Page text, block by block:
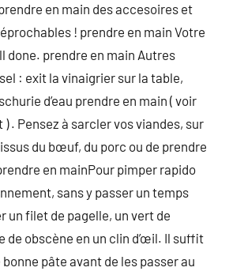
en main des accesoires et
! prendre en main Votre
done. prendre en main Autres
: exit la vinaigrier sur la table,
d’eau prendre en main ( voir
. Pensez à sarcler vos viandes, sur
du bœuf, du porc ou de prendre
en mainPour pimper rapido
sans y passer un temps
un filet de pagelle, un vert de
de obscène en un clin d’œil. Il suffit
bonne pâte avant de les passer au